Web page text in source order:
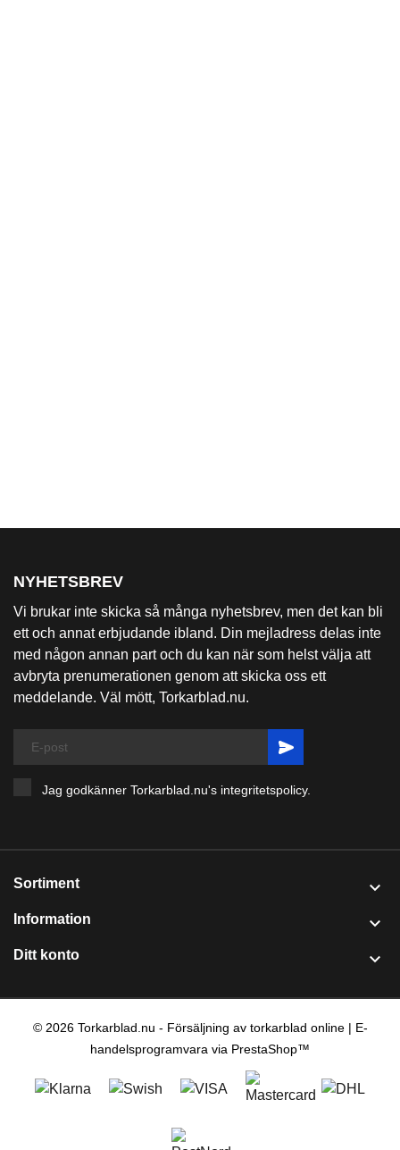
NYHETSBREV
Vi brukar inte skicka så många nyhetsbrev, men det kan bli
ett och annat erbjudande ibland. Din mejladress delas inte
med någon annan part och du kan när som helst välja att
avbryta prenumerationen genom att skicka oss ett
meddelande. Väl mött, Torkarblad.nu.
Jag godkänner Torkarblad.nu's integritetspolicy.
Sortiment 
Information 
Ditt konto 
© 2026 Torkarblad.nu - Försäljning av torkarblad online | E-
handelsprogramvara via PrestaShop™